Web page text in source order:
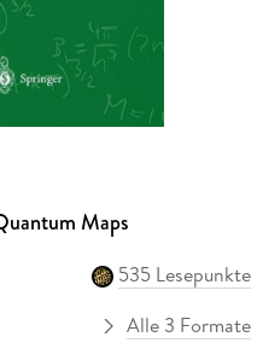
Maps
535 Lesepunkte
Alle 3 Formate